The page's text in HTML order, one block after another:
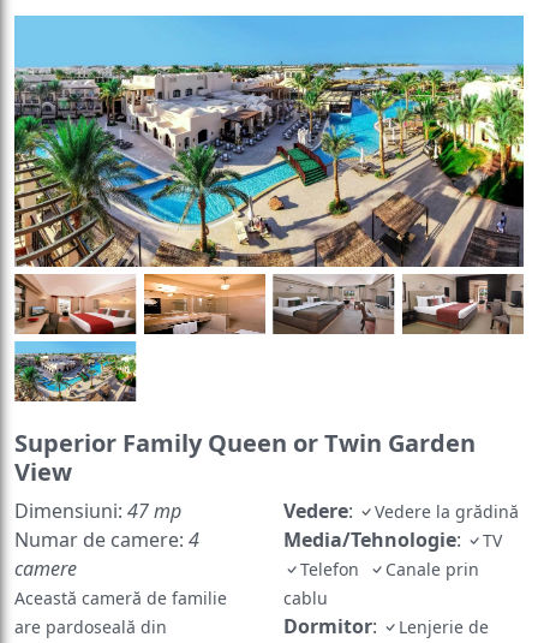
Superior Family Queen or Twin Garden
View
Dimensiuni: 47 mp
Numar de camere: 4
camere
Această cameră de familie
are pardoseală din
Vedere: Vedere la grădină
Media/Tehnologie:
TV
Telefon
Canale prin
cablu
Dormitor:
Lenjerie de